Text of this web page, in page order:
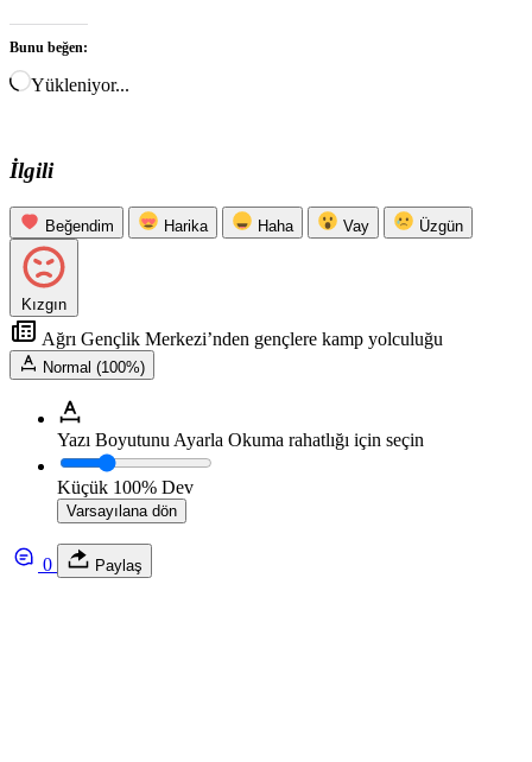
Bunu beğen:
Yükleniyor...
İlgili
Beğendim Harika Haha Vay Üzgün
Kızgın
Ağrı Gençlik Merkezi’nden gençlere kamp yolculuğu
Normal (100%)
Yazı Boyutunu Ayarla Okuma rahatlığı için seçin
Küçük 100% Dev
Varsayılana dön
0 Paylaş